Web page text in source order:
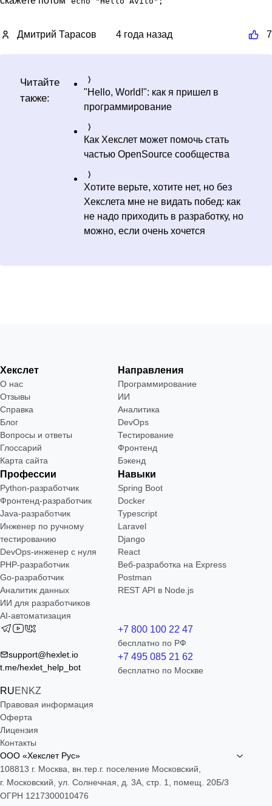
Дмитрий Тарасов 4 года назад 7
Читайте
также:
"Hello, World!": как я пришел в
программирование
Как Хекслет может помочь стать
частью OpenSource сообщества
Хотите верьте, хотите нет, но без
Хекслета мне не видать побед: как
не надо приходить в разработку, но
можно, если очень хочется
Хекслет
О нас
Отзывы
Справка
Блог
Вопросы и ответы
Глоссарий
Карта сайта
Направления
Программирование
ИИ
Аналитика
DevOps
Тестирование
Фронтенд
Бэкенд
Профессии
Python-разработчик
Фронтенд-разработчик
Java-разработчик
Инженер по ручному
тестированию
DevOps-инженер с нуля
РНР-разработчик
Go-разработчик
Аналитик данных
ИИ для разработчиков
AI-автоматизация
Навыки
Spring Boot
Docker
Typescript
Laravel
Django
React
Веб-разработка на Express
Postman
REST API в Node.js
support@hexlet.io
t.me/hexlet_help_bot
RUEN KZ
+7 800 100 22 47
бесплатно по РФ
+7 495 085 21 62
бесплатно по Москве
Правовая информация
Оферта
Лицензия
Контакты
ООО «Хекслет Рус»
108813 г. Москва, вн.тер.г. поселение Московский,
г. Московский, ул. Солнечная, д. 3А, стр. 1, помещ. 20Б/3
ОГРН 1217300010476